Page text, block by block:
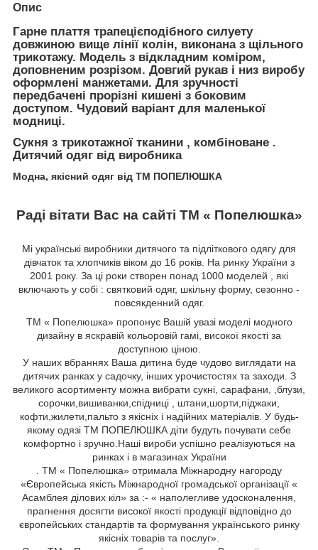
Опис
Гарне плаття трапецієподібного силуету
довжиною вище лінії колін, виконана з щільного
трикотажу. Модель з відкладним коміром,
доповненим розрізом. Довгий рукав і низ виробу
оформлені манжетами. Для зручності
передбачені прорізні кишені з боковим
доступом. Чудовий варіант для маленької
модниці.
Сукня з трикотажної тканини , комбіноване .
Дитячий одяг від виробника
Модна, якісний одяг від ТМ ПОПЕЛЮШКА
Раді вітати Вас на сайті ТМ « Попелюшка»
Мі українські виробники дитячого та підліткового одягу для
дівчаток та хлопчиків віком до 16 років. На ринку України з
2001 року. За ці роки створен понад 1000 моделей , які
включають у собі : святковий одяг, шкільну форму, сезонно -
повсякденний одяг.
ТМ « Попелюшка» пропонує Вашій увазі моделі модного
дизайну в яскравій кольоровій гамі, високої якості за
доступною ціною.
У наших вбраннях Ваша дитина буде чудово виглядати на
дитячих ранках у садочку, інших урочистостях та заходи. З
великого асортименту можна вибрати сукні, сарафани, ,блузи,
сорочки,вишиванки,спідниці , штани,шорти,піджаки,
кофти,жилети,пальто з якісніх і надійних матеріалів. У будь-
якому одязі ТМ ПОПЕЛЮШКА діти будуть почувати себе
комфортно і зручно.Наші вироби успішно реалізуються на
ринках і в магазинах України
. ТМ « Попелюшка» отримала Міжнародну нагороду
«Європейська якість Міжнародної громадської організації «
Асамблея ділових кіл» за :- « наполегливе удосконалення,
прагнення досягти високої якості продукції відповідно до
європейських стандартів та формування українського ринку
якісніх товарів та послуг».